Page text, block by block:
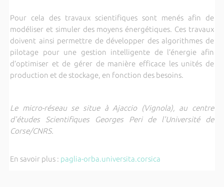
Pour cela des travaux scientifiques sont menés afin de
modéliser et simuler des moyens énergétiques. Ces travaux
doivent ainsi permettre de développer des algorithmes de
pilotage pour une gestion intelligente de l’énergie afin
d’optimiser et de gérer de manière efficace les unités de
production et de stockage, en fonction des besoins.
Le micro-réseau se situe à Ajaccio (Vignola), au centre
d'études Scientifiques Georges Peri de l'Université de
Corse/CNRS.
En savoir plus : paglia-orba.universita.corsica